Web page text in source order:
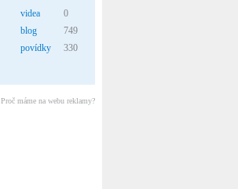
videa
0
blog
749
povídky
330
Proč máme na webu reklamy?